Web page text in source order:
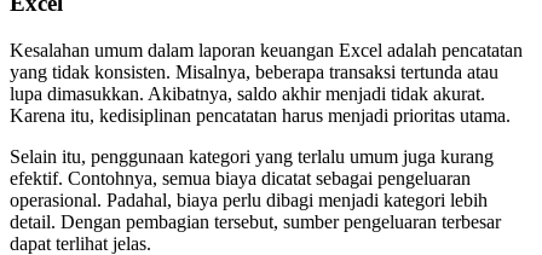
Kesalahan umum dalam laporan keuangan Excel adalah pencatatan
yang tidak konsisten. Misalnya, beberapa transaksi tertunda atau
lupa dimasukkan. Akibatnya, saldo akhir menjadi tidak akurat.
Karena itu, kedisiplinan pencatatan harus menjadi prioritas utama.
Selain itu, penggunaan kategori yang terlalu umum juga kurang
efektif. Contohnya, semua biaya dicatat sebagai pengeluaran
operasional. Padahal, biaya perlu dibagi menjadi kategori lebih
detail. Dengan pembagian tersebut, sumber pengeluaran terbesar
dapat terlihat jelas.